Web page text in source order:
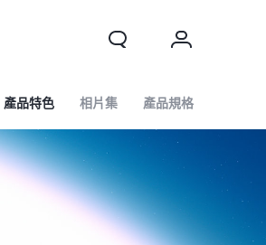
產品特色 相片集 產品規格